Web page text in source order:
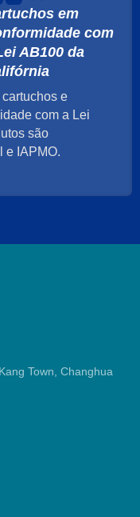
em
com
AB100 da
cartuchos e
com a Lei
são
e IAPMO.
Town, Changhua